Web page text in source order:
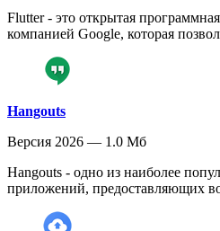
Flutter - это открытая
компанией Google, которая
Hangouts
Версия 2026 — 1.0 Мб
Hangouts - одно из наиболее
приложений, предоставляющих